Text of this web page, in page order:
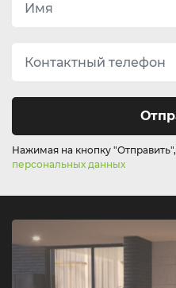
Нажимая на кнопку
персональных данных